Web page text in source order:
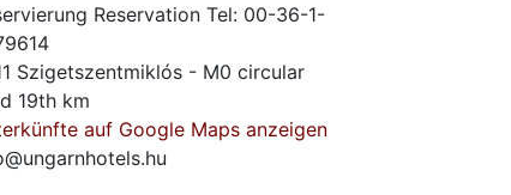
Reservation Tel: 00-36-1-
Szigetszentmiklós - M0 circular
19th km
auf Google Maps anzeigen